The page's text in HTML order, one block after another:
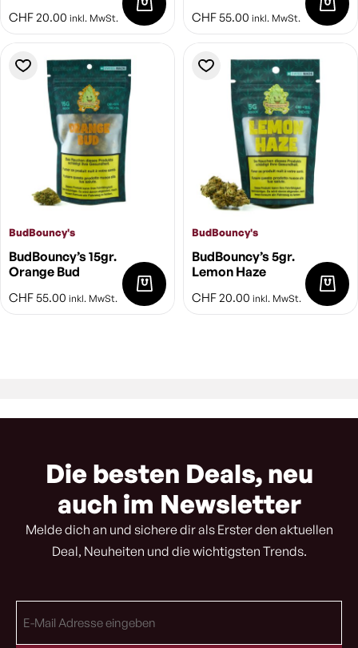
CHF20.00 inkl. MwSt. CHF55.00 inkl. MwSt.
BudBouncy's
BudBouncy’s 15gr.
Orange Bud
CHF55.00 inkl. MwSt.
BudBouncy's
BudBouncy’s 5gr.
Lemon Haze
CHF20.00 inkl. MwSt.
Die besten Deals, neu
auch im Newsletter
Melde dich an und sichere dir als Erster den aktuellen
Deal, Neuheiten und die wichtigsten Trends.
Mail